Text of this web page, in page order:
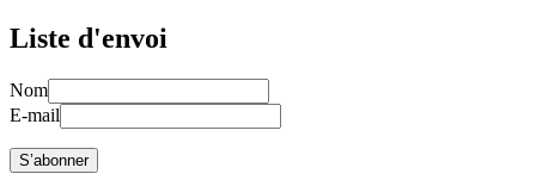
Liste d'envoi
Nom
E-mail